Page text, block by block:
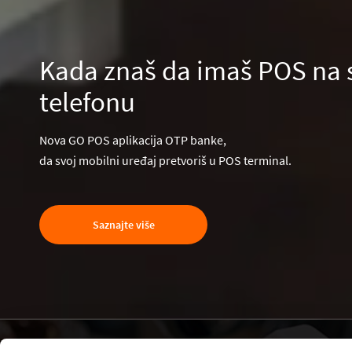
Kada znaš da imaš POS na
telefonu
Nova GO POS aplikacija OTP banke,
da svoj mobilni uređaj pretvoriš u POS terminal.
Saznajte više